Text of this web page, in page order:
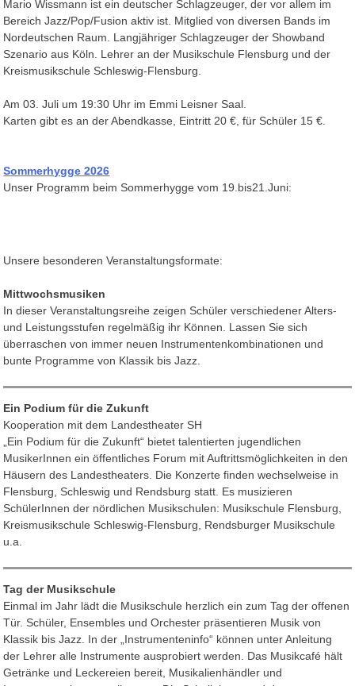
Mario Wissmann ist ein deutscher Schlagzeuger, der vor allem im
Bereich Jazz/Pop/Fusion aktiv ist. Mitglied von diversen Bands im
Nordeutschen Raum. Langjähriger Schlagzeuger der Showband
Szenario aus Köln. Lehrer an der Musikschule Flensburg und der
Kreismusikschule Schleswig-Flensburg.
Am 03. Juli um 19:30 Uhr im Emmi Leisner Saal.
Karten gibt es an der Abendkasse, Eintritt 20 €, für Schüler 15 €.
Sommerhygge 2026
Unser Programm beim Sommerhygge vom 19.bis21.Juni:
Unsere besonderen Veranstaltungsformate:
Mittwochsmusiken
In dieser Veranstaltungsreihe zeigen Schüler verschiedener Alters-
und Leistungsstufen regelmäßig ihr Können. Lassen Sie sich
überraschen von immer neuen Instrumentenkombinationen und
bunte Programme von Klassik bis Jazz.
Ein Podium für die Zukunft
Kooperation mit dem Landestheater SH
„Ein Podium für die Zukunft“ bietet talentierten jugendlichen
MusikerInnen ein öffentliches Forum mit Auftrittsmöglichkeiten in den
Häusern des Landestheaters. Die Konzerte finden wechselweise in
Flensburg, Schleswig und Rendsburg statt. Es musizieren
SchülerInnen der nördlichen Musikschulen: Musikschule Flensburg,
Kreismusikschule Schleswig-Flensburg, Rendsburger Musikschule
u.a.
Tag der Musikschule
Einmal im Jahr lädt die Musikschule herzlich ein zum Tag der offenen
Tür. Schüler, Ensembles und Orchester präsentieren Musik von
Klassik bis Jazz. In der „Instrumenteninfo“ können unter Anleitung
der Lehrer alle Instrumente ausprobiert werden. Das Musikcafé hält
Getränke und Leckereien bereit, Musikalienhändler und